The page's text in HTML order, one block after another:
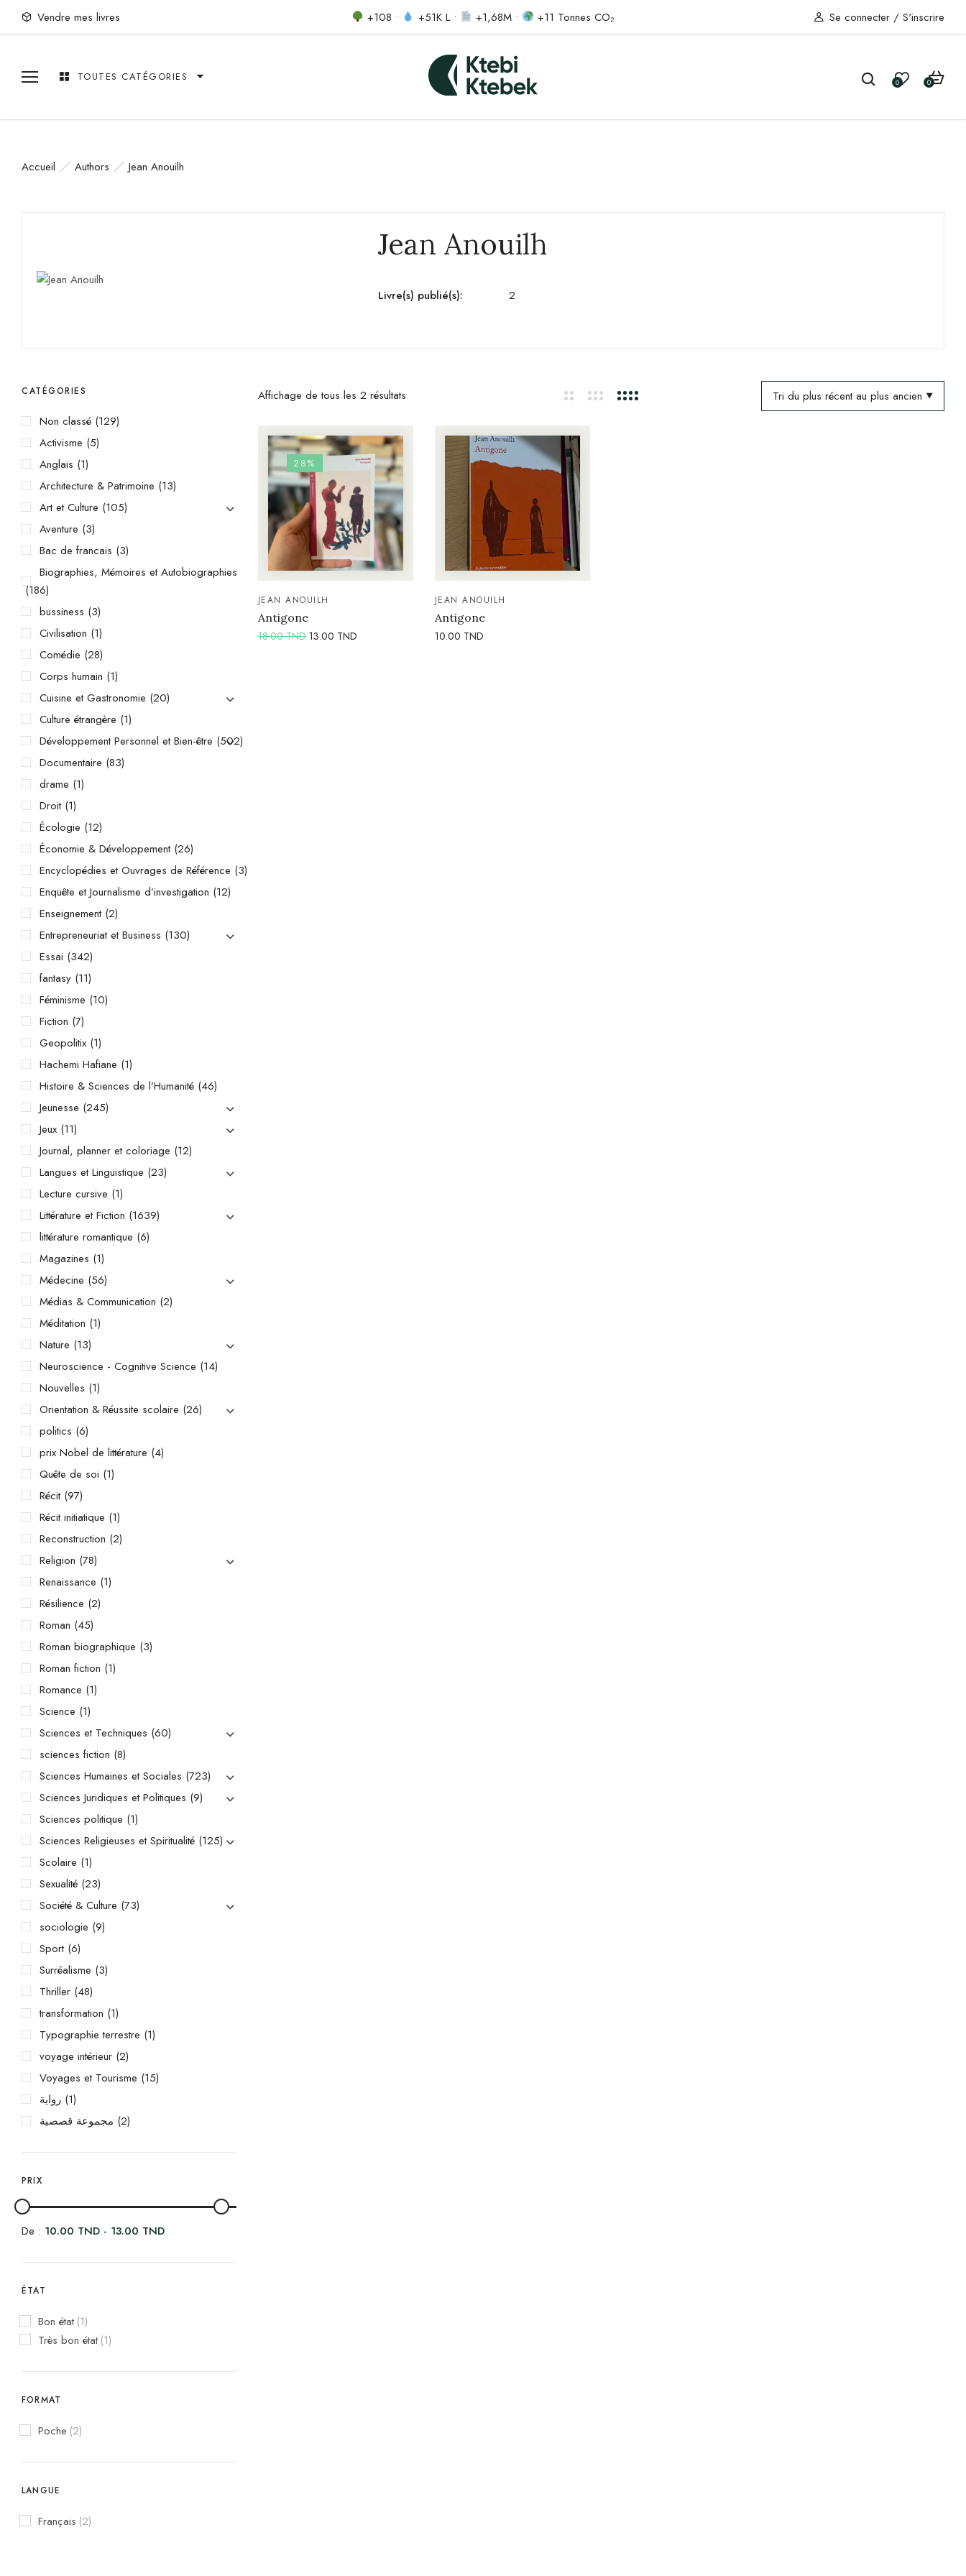
Vendre mes livres +108 • +51K L • +1,68M • +11 Tonnes CO₂ Se connecter / S'inscrire
TOUTES CATÉGORIES 0 0
Accueil Authors Jean Anouilh
Jean Anouilh
Livre(s) publié(s): 2
CATÉGORIES
Non classé (129)
Activisme (5)
Anglais (1)
Architecture & Patrimoine (13)
Art et Culture (105)
Aventure (3)
Bac de francais (3)
Biographies, Mémoires et Autobiographies
(186)
bussiness (3)
Civilisation (1)
Comédie (28)
Corps humain (1)
Cuisine et Gastronomie (20)
Culture étrangère (1)
Développement Personnel et Bien-être (502)
Documentaire (83)
drame (1)
Droit (1)
Écologie (12)
Économie & Développement (26)
Encyclopédies et Ouvrages de Référence (3)
Enquête et Journalisme d’investigation (12)
Enseignement (2)
Entrepreneuriat et Business (130)
Essai (342)
fantasy (11)
Féminisme (10)
Fiction (7)
Geopolitix (1)
Hachemi Hafiane (1)
Histoire & Sciences de l’Humanité (46)
Jeunesse (245)
Jeux (11)
Journal, planner et coloriage (12)
Langues et Linguistique (23)
Lecture cursive (1)
Littérature et Fiction (1639)
littérature romantique (6)
Magazines (1)
Médecine (56)
Médias & Communication (2)
Méditation (1)
Nature (13)
Neuroscience - Cognitive Science (14)
Nouvelles (1)
Orientation & Réussite scolaire (26)
politics (6)
prix Nobel de littérature (4)
Quête de soi (1)
Récit (97)
Récit initiatique (1)
Reconstruction (2)
Religion (78)
Renaissance (1)
Résilience (2)
Roman (45)
Roman biographique (3)
Roman fiction (1)
Romance (1)
Science (1)
Sciences et Techniques (60)
sciences fiction (8)
Sciences Humaines et Sociales (723)
Sciences Juridiques et Politiques (9)
Sciences politique (1)
Sciences Religieuses et Spiritualité (125)
Scolaire (1)
Sexualité (23)
Société & Culture (73)
sociologie (9)
Sport (6)
Surréalisme (3)
Thriller (48)
transformation (1)
Typographie terrestre (1)
voyage intérieur (2)
Voyages et Tourisme (15)
رواية (1)
مجموعة قصصية (2)
PRIX
De : 10.00 TND - 13.00 TND
ÉTAT
Bon état (1)
Très bon état (1)
FORMAT
Poche (2)
LANGUE
Français (2)
Affichage de tous les 2 résultats Tri du plus récent au plus ancien
28%
JEAN ANOUILH
Antigone
18.00TND 13.00 TND
JEAN ANOUILH
Antigone
10.00 TND